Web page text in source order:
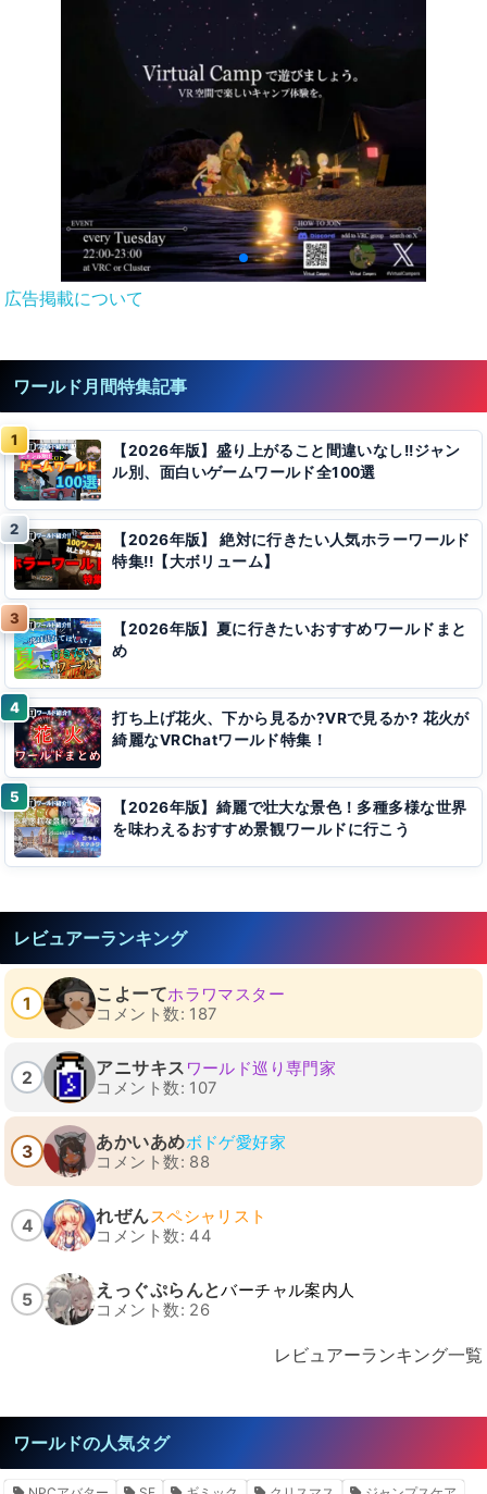
広告掲載について
ワールド月間特集記事
【2026年版】盛り上がること間違いなし!!ジャン
ル別、面白いゲームワールド全100選
【2026年版】 絶対に行きたい人気ホラーワールド
特集!!【大ボリューム】
【2026年版】夏に行きたいおすすめワールドまと
め
打ち上げ花火、下から見るか?VRで見るか? 花火が
綺麗なVRChatワールド特集！
【2026年版】綺麗で壮大な景色！多種多様な世界
を味わえるおすすめ景観ワールドに行こう
レビュアーランキング
1 こよーてホラワマスター
コメント数: 187
2 アニサキス ワールド巡り専門家
コメント数: 107
3 あかいあめボドゲ愛好家
コメント数: 88
4 れぜんスペシャリスト
コメント数: 44
5 えっぐぷらんとバーチャル案内人
コメント数: 26
レビュアーランキング一覧
ワールドの人気タグ